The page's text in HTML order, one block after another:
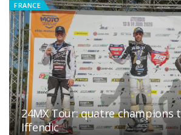
FRANCE
24MX Tour: quatre champions
Iffendic